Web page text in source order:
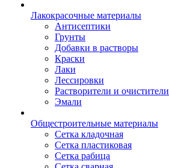
Лакокрасочные материалы
Антисептики
Грунты
Добавки в растворы
Краски
Лаки
Лессировки
Растворители и очистители
Эмали
Общестроительные материалы
Сетка кладочная
Сетка пластиковая
Сетка рабица